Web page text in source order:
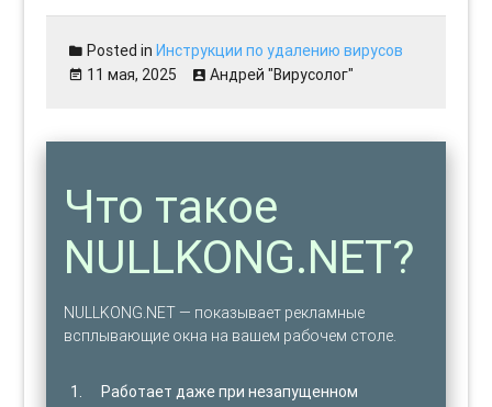
Posted inИнструкции по удалению вирусов
11 мая, 2025
Андрей "Вирусолог"
Что такое
NULLKONG.NET?
NULLKONG.NET — показывает рекламные
всплывающие окна на вашем рабочем столе.
Работает даже при незапущенном